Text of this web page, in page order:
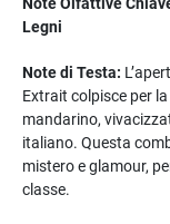
Legni
Note di Testa:
Extrait colpisce per
mandarino,
italiano. Questa
mistero e glamour,
classe.